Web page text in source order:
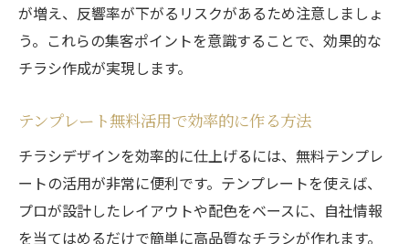
が増え、反響率が下がるリスクがあるため注意しましょ
う。これらの集客ポイントを意識することで、効果的な
チラシ作成が実現します。
テンプレート無料活用で効率的に作る方法
チラシデザインを効率的に仕上げるには、無料テンプレ
ートの活用が非常に便利です。テンプレートを使えば、
プロが設計したレイアウトや配色をベースに、自社情報
を当てはめるだけで簡単に高品質なチラシが作れます。